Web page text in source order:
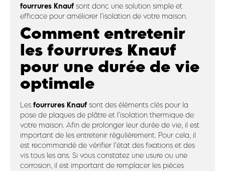
fourrures Knauf sont donc une solution simple et
efficace pour améliorer l’isolation de votre maison.
Comment entretenir
les fourrures Knauf
pour une durée de vie
optimale
Les fourrures Knauf sont des éléments clés pour la
pose de plaques de plâtre et l’isolation thermique de
votre maison. Afin de prolonger leur durée de vie, il est
important de les entretenir régulièrement. Pour cela, il
est recommandé de vérifier l’état des fixations et des
vis tous les ans. Si vous constatez une usure ou une
corrosion, il est important de remplacer les pièces